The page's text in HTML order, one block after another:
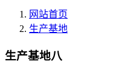
网站首页
生产基地
生产基地八